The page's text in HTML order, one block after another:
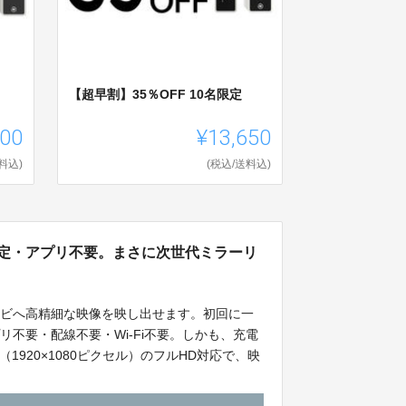
込)
【超早割】35％OFF 10名限定
¥13,650
(税込/送料込)
・アプリ不要。まさに次世代ミラーリ
へ高精細な映像を映し出せます。初回に一
不要・配線不要・Wi-Fi不要。しかも、充電
1920×1080ピクセル）のフルHD対応で、映